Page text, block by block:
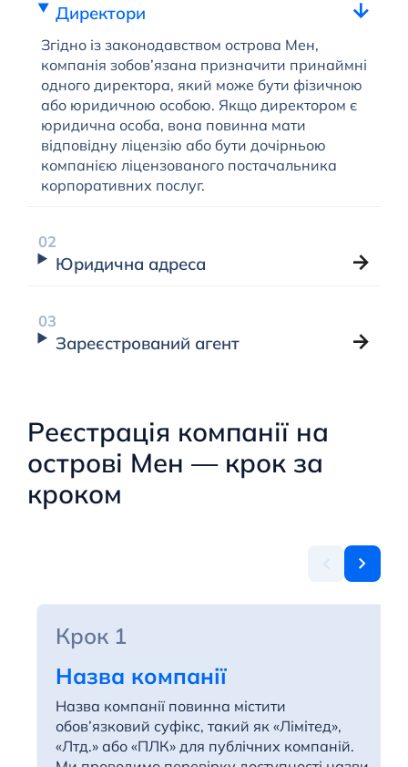
Директори
Згідно із законодавством острова Мен,
компанія зобов’язана призначити принаймні
одного директора, який може бути фізичною
або юридичною особою. Якщо директором є
юридична особа, вона повинна мати
відповідну ліцензію або бути дочірньою
компанією ліцензованого постачальника
корпоративних послуг.
Юридична адреса
Зареєстрований агент
Реєстрація компанії на
острові Мен — крок за
кроком
Крок 1
Назва компанії
Назва компанії повинна містити
обов’язковий суфікс, такий як «Лімітед»,
«Лтд.» або «ПЛК» для публічних компаній.